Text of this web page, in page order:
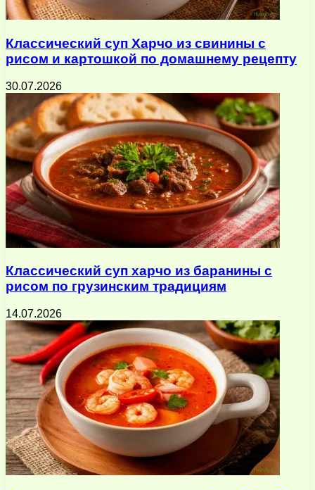
Классический суп Харчо из свинины с
рисом и картошкой по домашнему рецепту
30.07.2026
Классический суп харчо из баранины с
рисом по грузинским традициям
14.07.2026